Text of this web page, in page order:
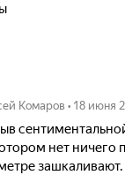
Комаров • 18 июня
нет
зашкаливают.